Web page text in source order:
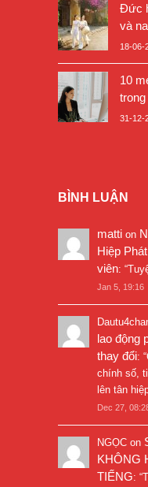
Đức
và
18-06-
10
31-12-
BÌNH LUẬN
matti on
Hiệp
viên: “
Jan 5, 19:16
lao động
thay đổi: “
chính số,
lên tân
Dec 27,
NGỌC on
KHÔNG
TIẾNG: “